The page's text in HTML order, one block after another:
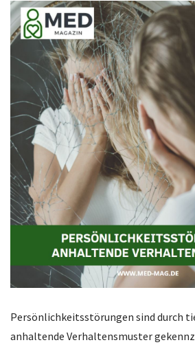
Persönlichkeitsstörungen sind durch
anhaltende Verhaltensmuster